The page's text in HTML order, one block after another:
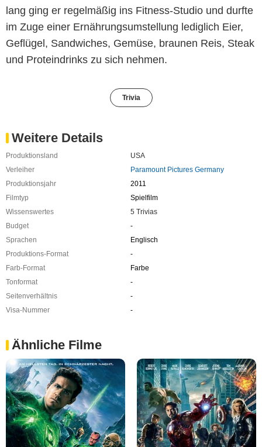
lang ging er regelmäßig ins Fitness-Studio und durfte
im Zuge einer Ernährungsumstellung lediglich Eier,
Geflügel, Sandwiches, Gemüse, braunen Reis, Steak
und Proteindrinks zu sich nehmen.
Trivia
Weitere Details
Produktionsland
USA
Verleiher
Paramount Pictures Germany
Produktionsjahr
2011
Filmtyp
Spielfilm
Wissenswertes
5 Trivias
Budget
-
Sprachen
Englisch
Produktions-Format
-
Farb-Format
Farbe
Tonformat
-
Seitenverhältnis
-
Visa-Nummer
-
Ähnliche Filme